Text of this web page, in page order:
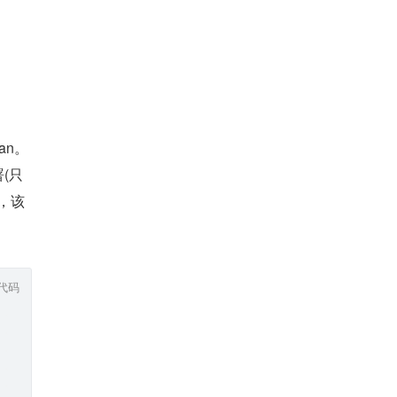
。
只
该
码